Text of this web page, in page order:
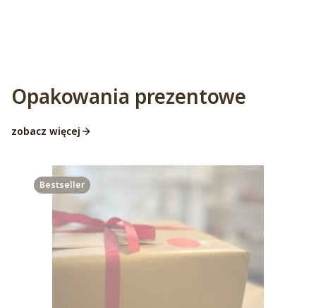
Opakowania prezentowe
zobacz więcej
Bestseller